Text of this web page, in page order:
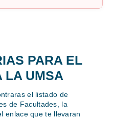
PARA EL
LA UMSA
el listado de
de Facultades, la
enlace que te llevaran